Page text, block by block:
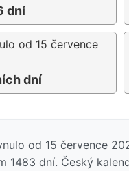
dní
od 15 července
dní
od 15 července
1483 dní. Český